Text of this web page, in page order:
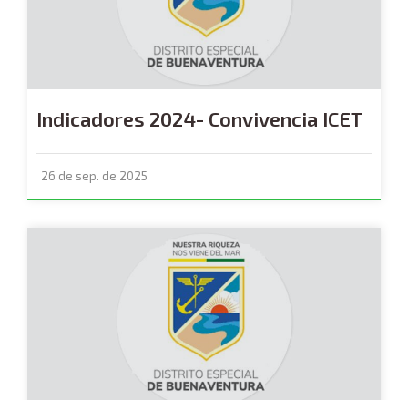
Indicadores 2024- Convivencia ICET
26 de sep. de 2025